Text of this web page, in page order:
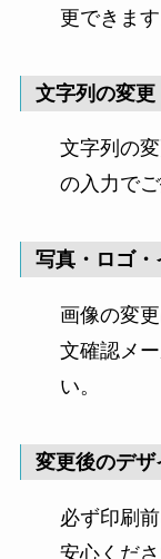
更できます
文字列の変更
文字列の
の入力で
写真・ロゴ
画像の変
文確認メ
い。
変更後のデ
必ず印刷
安心くださ